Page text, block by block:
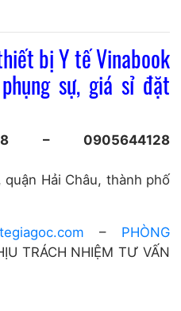
bị Y tế Vinabook
sự, giá sỉ đặt
– 0905644128
Hải Châu, thành phố
– PHÒNG
TRÁCH NHIỆM TƯ VẤN